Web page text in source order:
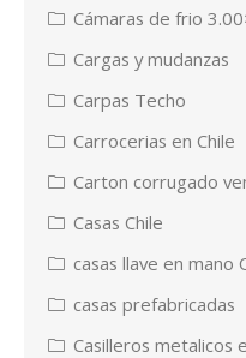
Cámaras de frio
Cargas y mudanzas
Carpas Techo
Carrocerias en Chile
Carton corrugado
Casas Chile
casas llave en mano
casas prefabricadas
Casilleros metalicos